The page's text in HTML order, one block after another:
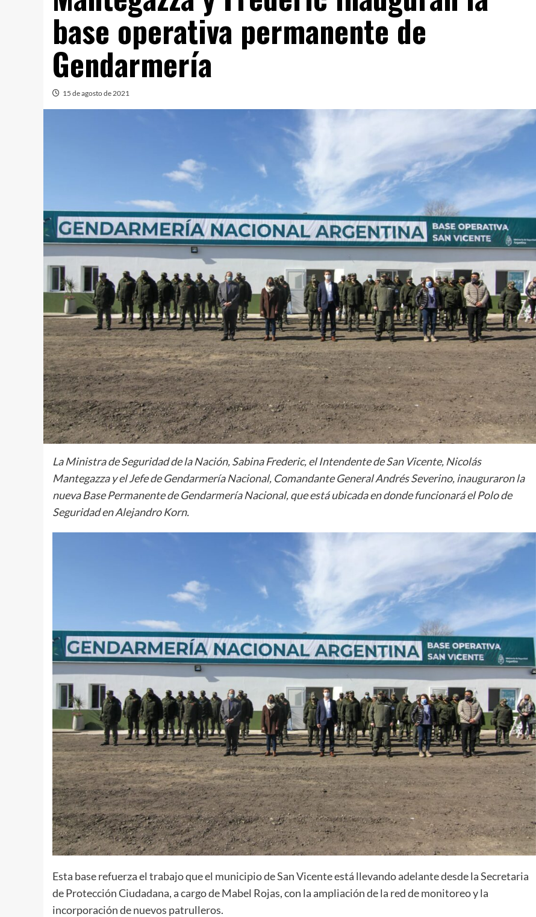
base operativa permanente de
Gendarmería
15 de agosto de 2021
La Ministra de Seguridad de la Nación, Sabina Frederic, el Intendente de San Vicente, Nicolás
Mantegazza y el Jefe de Gendarmería Nacional, Comandante General Andrés Severino, inauguraron la
nueva Base Permanente de Gendarmería Nacional, que está ubicada en donde funcionará el Polo de
Seguridad en Alejandro Korn.
Esta base refuerza el trabajo que el municipio de San Vicente está llevando adelante desde la Secretaria
de Protección Ciudadana, a cargo de Mabel Rojas, con la ampliación de la red de monitoreo y la
incorporación de nuevos patrulleros.